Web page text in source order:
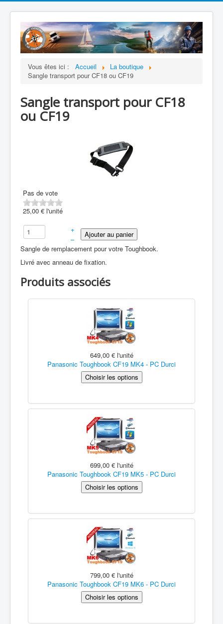
Vous êtes ici : Accueil
La boutique
Sangle transport pour CF18 ou CF19
Sangle transport pour CF18
ou CF19
Pas de vote
25,00 € l'unité
+
–
Sangle de remplacement pour votre Toughbook.
Livré avec anneau de fixation.
Produits associés
649,00 € l'unité
Panasonic Toughbook CF19 MK4 - PC Durci
699,00 € l'unité
Panasonic Toughbook CF19 MK5 - PC Durci
799,00 € l'unité
Panasonic Toughbook CF19 MK6 - PC Durci